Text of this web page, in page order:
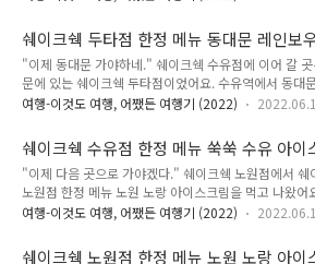
시청역 가서 환승해서 올라가야 했어요. 아니면 종각역
버스를 타고 홍대입구역으로 가거..
의욕이 남아 있다면 홍대입구에 있는 쉐이크쉑 매장도
요. 이러면 아직 가야 할 쉐이크쉑 매장이 네 곳이었어요.
점심은 쉐이크쉑이 아니라 다른 곳에서 먹기로 했어요.
나 먹어야겠다." 점심으로 간단히 분식을 먹었어요. 쉐
이스크림 1개 가격은 싱글 사이즈가 5900원이었어요.
돈만큼 써야 했어요. 그래서 최대한 저렴하고 간단히 먹
선택한 것이 분식이었어요...
쉐이크쉑 두타점 한정 메뉴 동대문 레인보
스크림 - 이것도 여행, 어쨌든 여행기 03
"이제 동대문 가야하네." 쉐이크쉑 수유점에 이어 갈
문에 있는 쉐이크쉑 두타점이었어요. 수유역에서 동대
하철 4호선을 타고 가면 되었어요. 이것 역시 지하철로
있었지만 시간을 절약해야 했어요. 아직 그렇게 여유 부
돌아다닐 때는 아니었어요. 쉐이크쉑 두타점 한정 메뉴
림까지 먹어야 3개 먹는 것이었어요. 서울 쉐이크쉑 매
섯 곳의 한정 메뉴 아이스크림을 먹을 계획이었기 때문
에 있는 쉐이크쉑 두타점 것까지 먹어야 절반 끝날 거였
뉴 아이스크림인 동대문 레인보우 아이스크림을 먹은 후
여행-이것도 여행, 어쨌든 여행기 (2022)
쉐이크쉑 수유점 한정 메뉴 쑥쑥 수유 아이
림 - 이것도 여행, 어쨌든 여행기 02
"이제 다음 곳으로 가야겠다." 쉐이크쉑 노원점에서 쉐
노원점 한정 메뉴 노원 노랑 아이스크림을 먹고 나왔어
다음 장소로 이동해야 했어요. 노원역 근처 사진을 한 장
간이 없었어요. 하루에 쉐이크쉑 매장 6곳 돌아다니면서
여행-이것도 여행, 어쨌든 여행기 (2022)
쉐이크쉑 노원점 한정 메뉴 노원 노랑 아이